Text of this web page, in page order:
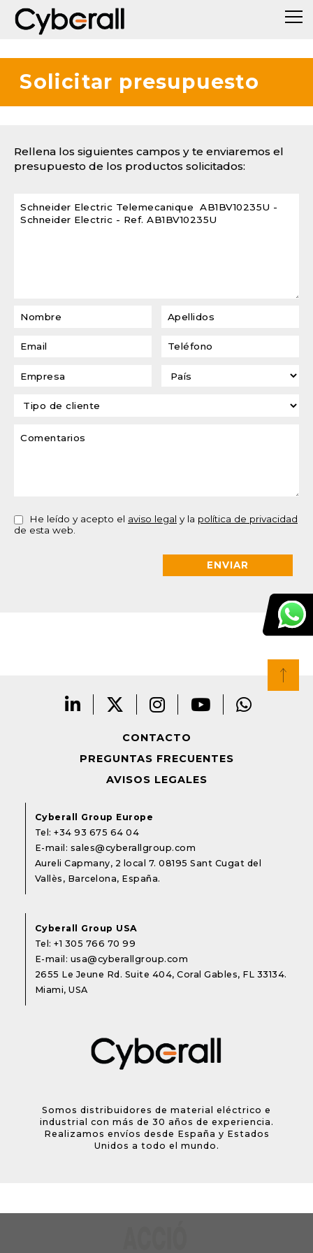
Solicitar presupuesto
Rellena los siguientes campos y te enviaremos el
presupuesto de los productos solicitados:
He leído y acepto el aviso legal y la política de privacidad
de esta web.
CONTACTO
PREGUNTAS FRECUENTES
AVISOS LEGALES
Cyberall Group Europe
Tel:+34 93 675 64 04
E-mail: sales@cyberallgroup.com
Aureli Capmany, 2 local 7. 08195 Sant Cugat del
Vallès, Barcelona, España.
Cyberall Group USA
Tel:+1 305 766 70 99
E-mail: usa@cyberallgroup.com
2655 Le Jeune Rd. Suite 404, Coral Gables, FL 33134.
Miami, USA
Somos distribuidores de material eléctrico e
industrial con más de 30 años de experiencia.
Realizamos envíos desde España y Estados
Unidos a todo el mundo.